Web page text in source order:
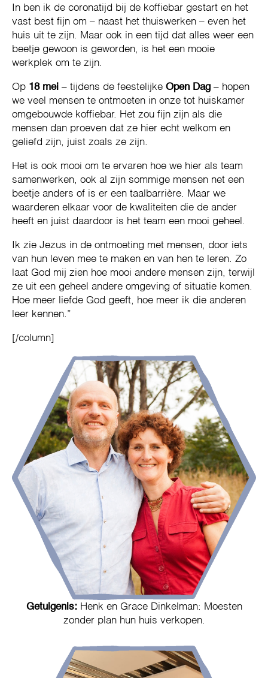
In ben ik de coronatijd bij de koffiebar gestart en het
vast best fijn om – naast het thuiswerken – even het
huis uit te zijn. Maar ook in een tijd dat alles weer een
beetje gewoon is geworden, is het een mooie
werkplek om te zijn.
Op 18 mei – tijdens de feestelijke Open Dag – hopen
we veel mensen te ontmoeten in onze tot huiskamer
omgebouwde koffiebar. Het zou fijn zijn als die
mensen dan proeven dat ze hier echt welkom en
geliefd zijn, juist zoals ze zijn.
Het is ook mooi om te ervaren hoe we hier als team
samenwerken, ook al zijn sommige mensen net een
beetje anders of is er een taalbarrière. Maar we
waarderen elkaar voor de kwaliteiten die de ander
heeft en juist daardoor is het team een mooi geheel.
Ik zie Jezus in de ontmoeting met mensen, door iets
van hun leven mee te maken en van hen te leren. Zo
laat God mij zien hoe mooi andere mensen zijn, terwijl
ze uit een geheel andere omgeving of situatie komen.
Hoe meer liefde God geeft, hoe meer ik die anderen
leer kennen.”
[/column]
Getuigenis: Henk en Grace Dinkelman: Moesten
zonder plan hun huis verkopen.